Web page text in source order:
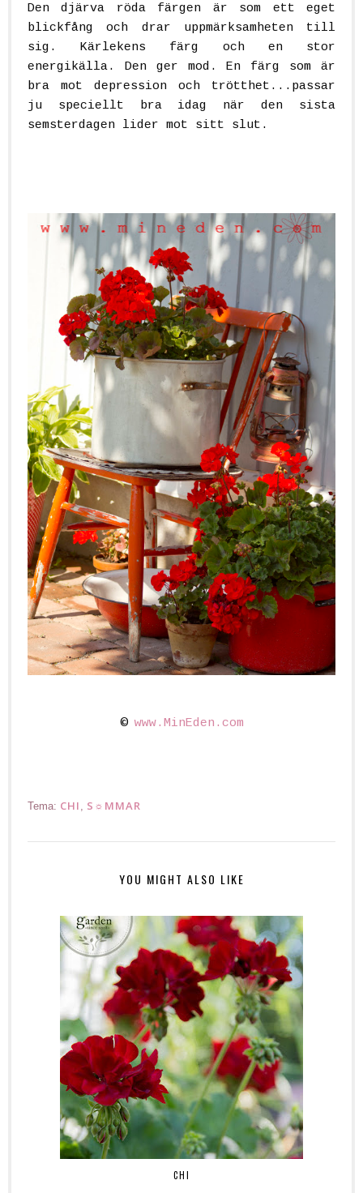
Den djärva röda färgen är som ett eget
blickfång och drar uppmärksamheten till
sig. Kärlekens färg och en stor
energikälla. Den ger mod. En färg som är
bra mot depression och trötthet...passar
ju speciellt bra idag när den sista
semsterdagen lider mot sitt slut.
© www.MinEden.com
Tema: CHI , S☼MMAR
YOU MIGHT ALSO LIKE
CHI